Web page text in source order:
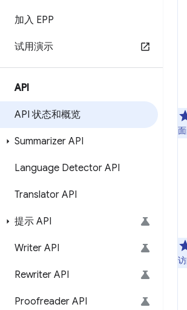
加入 EPP
试用演示
API
API 状态和概览
Summarizer API
Language Detector API
Translator API
提示 API
Writer API
Rewriter API
Proofreader API